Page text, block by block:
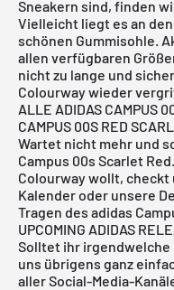
Sneakern sind, finden
Vielleicht liegt es an
schönen Gummisohle.
allen verfügbaren
nicht zu lange und
Colourway wieder
ALLE ADIDAS CAMPUS
CAMPUS 00S RED
Wartet nicht mehr und
Campus 00s Scarlet
Colourway wollt,
Kalender oder unsere
Tragen des adidas
UPCOMING ADIDAS
Solltet ihr irgendwelche
uns übrigens ganz
aller Social-Media-